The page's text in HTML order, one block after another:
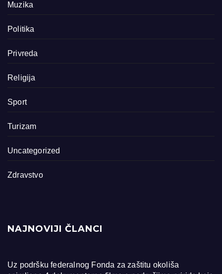
Muzika
Politika
Privreda
Religija
Sport
Turizam
Uncategorized
Zdravstvo
NAJNOVIJI ČLANCI
Uz podršku federalnog Fonda za zaštitu okoliša